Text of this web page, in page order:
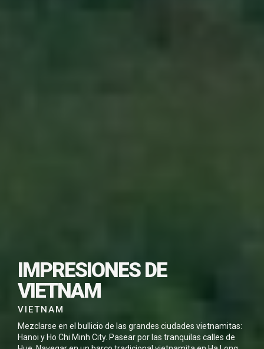
IMPRESIONES DE
VIETNAM
VIETNAM
Mezclarse en el bullicio de las grandes ciudades vietnamitas:
Hanoi y Ho Chi Minh City. Pasear por las tranquilas calles de
DESCARGAR ESTE
VIAJE EN PDF